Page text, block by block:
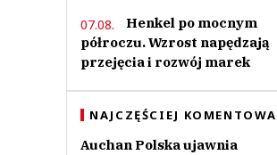
07.08.
Henkel po mocnym
półroczu. Wzrost napędzają
przejęcia i rozwój marek
NAJCZĘŚCIEJ
Auchan Polska ujawnia